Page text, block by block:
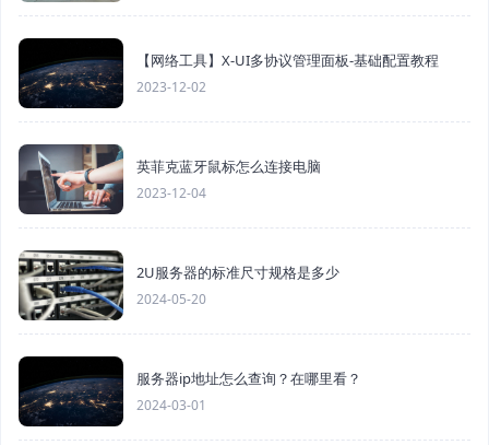
【网络工具】X-UI多协议管理面板-基础配置教程
2023-12-02
英菲克蓝牙鼠标怎么连接电脑
2023-12-04
2U服务器的标准尺寸规格是多少
2024-05-20
服务器ip地址怎么查询？在哪里看？
2024-03-01